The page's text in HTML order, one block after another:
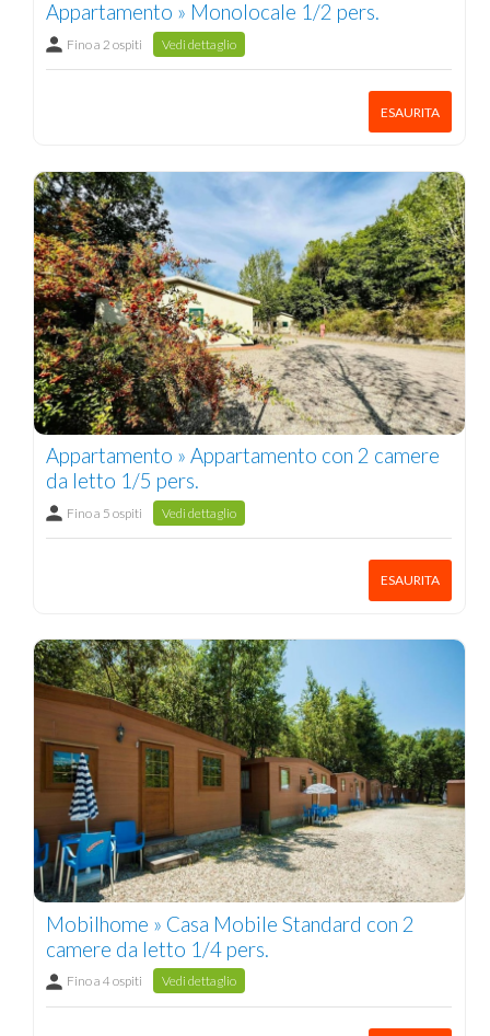
Appartamento » Monolocale 1/2 pers.
Fino a 2 ospiti Vedi dettaglio
ESAURITA
Appartamento » Appartamento con 2 camere
da letto 1/5 pers.
Fino a 5 ospiti Vedi dettaglio
ESAURITA
Mobilhome » Casa Mobile Standard con 2
camere da letto 1/4 pers.
Fino a 4 ospiti Vedi dettaglio